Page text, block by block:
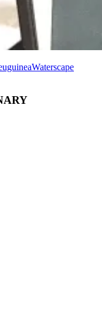
Waterscape